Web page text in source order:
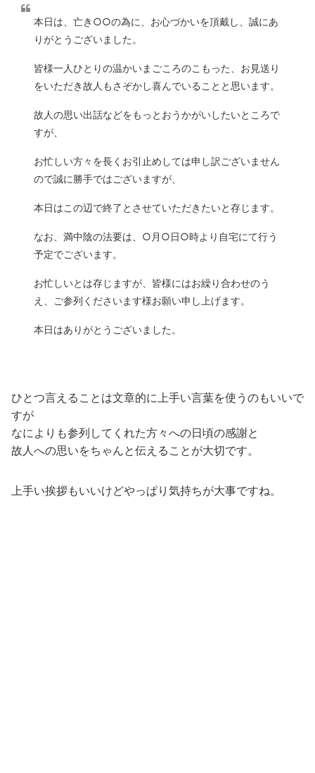
本日は、亡き○○の為に、お心づかいを頂戴し、誠にあ
りがとうございました。
皆様一人ひとりの温かいまごころのこもった、お見送り
をいただき故人もさぞかし喜んでいることと思います。
故人の思い出話などをもっとおうかがいしたいところで
すが、
お忙しい方々を長くお引止めしては申し訳ございません
ので誠に勝手ではございますが、
本日はこの辺で終了とさせていただきたいと存じます。
なお、満中陰の法要は、○月○日○時より自宅にて行う
予定でございます。
お忙しいとは存じますが、皆様にはお繰り合わせのう
え、ご参列くださいます様お願い申し上げます。
本日はありがとうございました。
ひとつ言えることは文章的に上手い言葉を使うのもいいで
すが
なによりも参列してくれた方々への日頃の感謝と
故人への思いをちゃんと伝えることが大切です。
上手い挨拶もいいけどやっぱり気持ちが大事ですね。